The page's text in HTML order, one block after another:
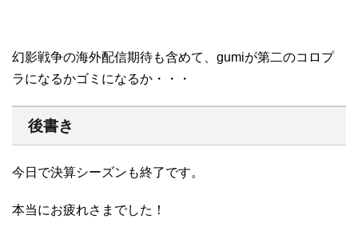
幻影戦争の海外配信期待も含めて、gumiが第二のコロプ
ラになるかゴミになるか・・・
後書き
今日で決算シーズンも終了です。
本当にお疲れさまでした！